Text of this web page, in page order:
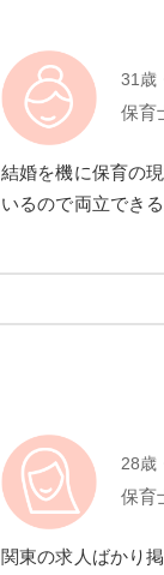
31歳
保育
結婚を機に保育の
いるので両立でき
28歳
保育
関東の求人ばかり